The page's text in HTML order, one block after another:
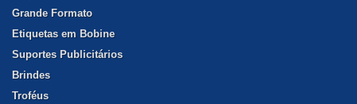
Grande Formato
Etiquetas em Bobine
Suportes Publicitários
Brindes
Troféus